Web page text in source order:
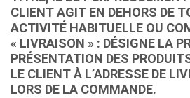
CLIENT AGIT EN DEHORS DE
ACTIVITÉ HABITUELLE OU
« LIVRAISON » : DÉSIGNE LA
PRÉSENTATION DES
LE CLIENT À L’ADRESSE DE
LORS DE LA COMMANDE.